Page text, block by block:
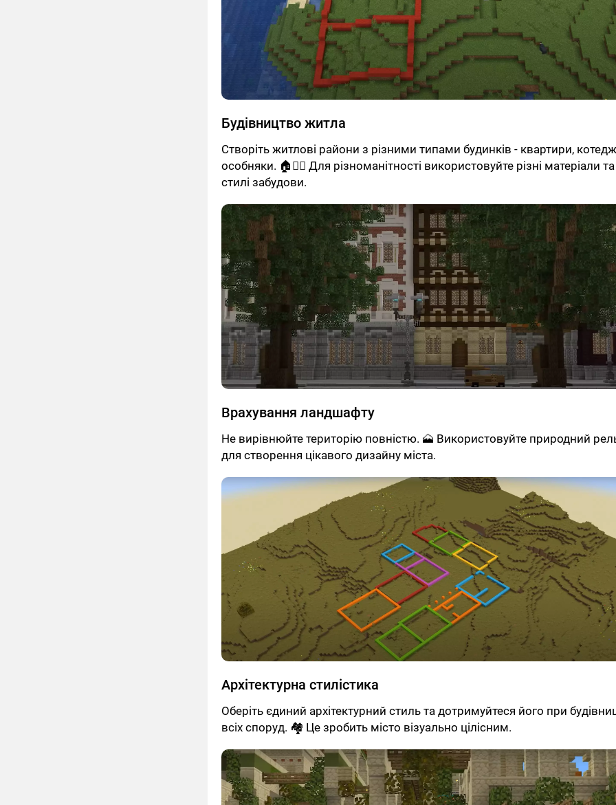
Будівництво житла
Створіть житлові райони з різними типами будинків - квартири,
особняки. 🏠👷‍♂️ Для різноманітності використовуйте різні матеріали та
стилі забудови.
Врахування ландшафту
Не вирівнюйте територію повністю. 🗻 Використовуйте природний
для створення цікавого дизайну міста.
Архітектурна стилістика
Оберіть єдиний архітектурний стиль та дотримуйтеся його при
всіх споруд. 🏘 Це зробить місто візуально цілісним.